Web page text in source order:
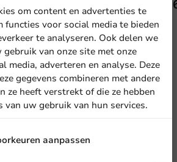
€
om content en advertenties te
functies voor social media te bieden
te analyseren. Ook delen we
van onze site met onze
media, adverteren en analyse. Deze
gegevens combineren met andere
ze heeft verstrekt of die ze hebben
van uw gebruik van hun services.
aanpassen
je aan voor onze
nieuwsbrief!
Aanmelden